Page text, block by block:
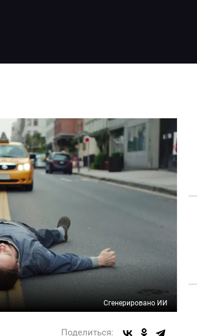
Сгенерировано ИИ
Поделиться: